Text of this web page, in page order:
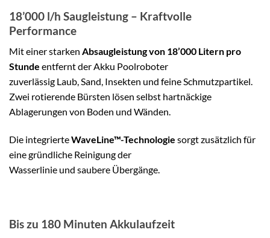
18’000 l/h Saugleistung – Kraftvolle
Performance
Mit einer starken Absaugleistung von 18’000 Litern pro
Stunde entfernt der Akku Poolroboter
zuverlässig Laub, Sand, Insekten und feine Schmutzpartikel.
Zwei rotierende Bürsten lösen selbst hartnäckige
Ablagerungen von Boden und Wänden.
Die integrierteWaveLine™-Technologie sorgt zusätzlich für
eine gründliche Reinigung der
Wasserlinie und saubere Übergänge.
Bis zu 180 Minuten Akkulaufzeit